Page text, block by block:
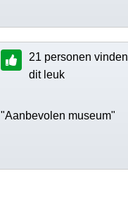
21 personen vinden
dit leuk
"Aanbevolen museum"